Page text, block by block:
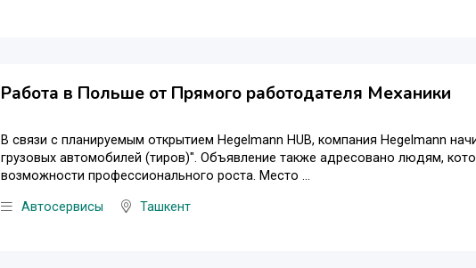
Работа в Польше от Прямого работодателя Механики
В связи с планируемым открытием Hegelmann HUB, компания Hegelmann
грузовых автомобилей (тиров)". Объявление также адресовано людям,
возможности профессионального роста. Место ...
Автосервисы Ташкент